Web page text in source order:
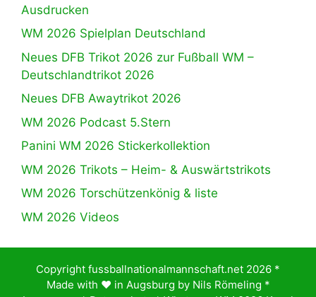
Ausdrucken
WM 2026 Spielplan Deutschland
Neues DFB Trikot 2026 zur Fußball WM –
Deutschlandtrikot 2026
Neues DFB Awaytrikot 2026
WM 2026 Podcast 5.Stern
Panini WM 2026 Stickerkollektion
WM 2026 Trikots – Heim- & Auswärtstrikots
WM 2026 Torschützenkönig & liste
WM 2026 Videos
Copyright fussballnationalmannschaft.net 2026 *
Made with ♥️ in Augsburg by Nils Römeling *